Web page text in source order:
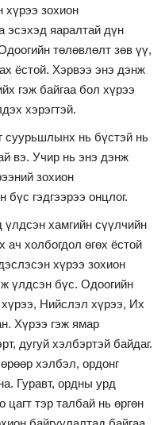
хүрээ зохион
эсэхэд яаралтай дүн
төлөвлөлт зөв үү,
ёстой. Хэрвээ энэ дэнж
гэж байгаа бол хүрээ
хэрэгтэй.
суурьшлынх нь бүстэй нь
вэ. Учир нь энэ дэнж
зохион
бүс гэдгээрээ онцлог.
хамгийн сүүлчийн
холбогдол өгөх ёстой
хүрээ зохион
үлдсэн бүс. Одоогийн
Нийслэл хүрээ, Их
Хүрээ гэж ямар
дугуй хэлбэртэй байдаг.
хэлбэл, ордонг
Гуравт, ордны урд
цагт тэр талбай нь өргөн